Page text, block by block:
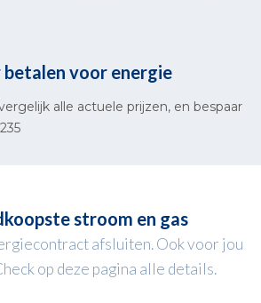
betalen voor energie
alle actuele prijzen, en bespaar
stroom en gas
afsluiten. Ook voor jou
op deze pagina alle details.